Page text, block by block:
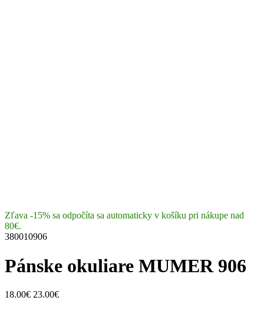
Zľava -15% sa odpočíta sa automaticky v košíku pri nákupe nad
80€.
380010906
Pánske okuliare MUMER 906
18.00€ 23.00€